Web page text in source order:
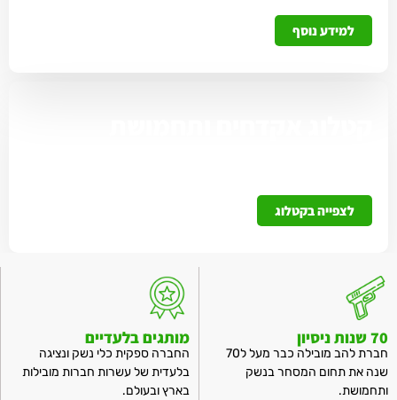
למידע נוסף
לצפייה בקטלוג
70 שנות ניסיון
חברת להב מובילה כבר מעל ל70
שנה את תחום המסחר בנשק
ותחמושת.
מותגים בלעדיים
החברה ספקית כלי נשק ונציגה
בלעדית של עשרות חברות מובילות
בארץ ובעולם.